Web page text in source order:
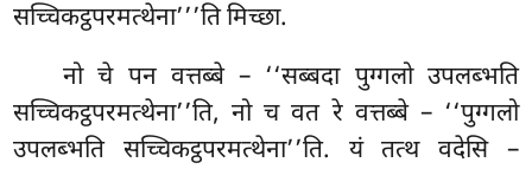
सच्चिकट्ठपरमत्थेना’’’ति मिच्छा.
नो चे पन वत्तब्बे – ‘‘सब्बदा पुग्गलो उपलब्भति
सच्चिकट्ठपरमत्थेना’’ति, नो च वत रे वत्तब्बे – ‘‘पुग्गलो
उपलब्भति सच्चिकट्ठपरमत्थेना’’ति. यं तत्थ वदेसि –